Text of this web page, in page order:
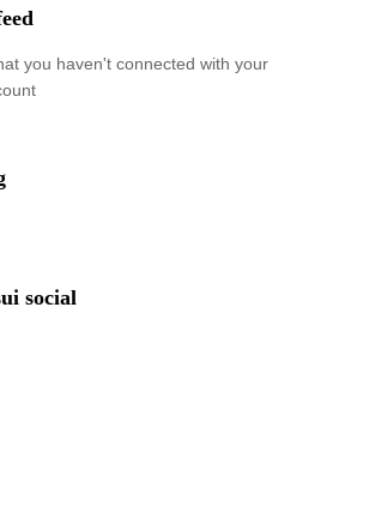
you haven't connected with your
social